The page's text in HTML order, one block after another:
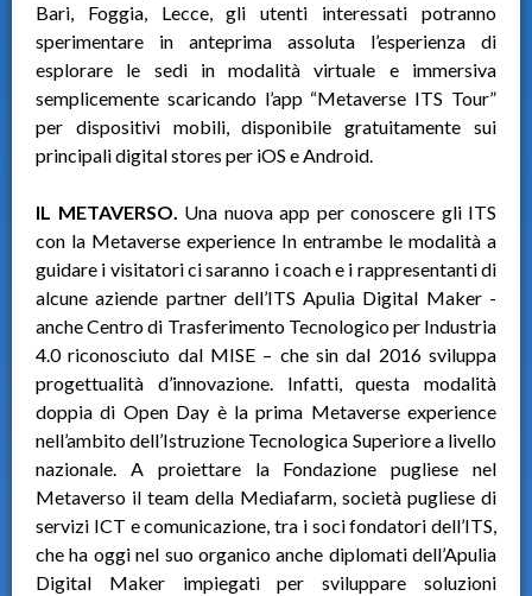
Bari, Foggia, Lecce, gli utenti interessati potranno
sperimentare in anteprima assoluta l’esperienza di
esplorare le sedi in modalità virtuale e immersiva
semplicemente scaricando l’app “Metaverse ITS Tour”
per dispositivi mobili, disponibile gratuitamente sui
principali digital stores per iOS e Android.
IL METAVERSO. Una nuova app per conoscere gli ITS
con la Metaverse experience In entrambe le modalità a
guidare i visitatori ci saranno i coach e i rappresentanti di
alcune aziende partner dell’ITS Apulia Digital Maker -
anche Centro di Trasferimento Tecnologico per Industria
4.0 riconosciuto dal MISE – che sin dal 2016 sviluppa
progettualità d’innovazione. Infatti, questa modalità
doppia di Open Day è la prima Metaverse experience
nell’ambito dell’Istruzione Tecnologica Superiore a livello
nazionale. A proiettare la Fondazione pugliese nel
Metaverso il team della Mediafarm, società pugliese di
servizi ICT e comunicazione, tra i soci fondatori dell’ITS,
che ha oggi nel suo organico anche diplomati dell’Apulia
Digital Maker impiegati per sviluppare soluzioni